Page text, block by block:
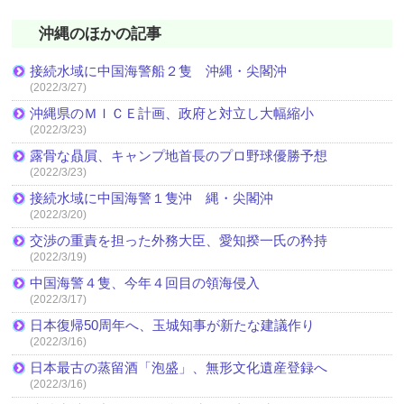
沖縄のほかの記事
接続水域に中国海警船２隻 沖縄・尖閣沖
(2022/3/27)
沖縄県のＭＩＣＥ計画、政府と対立し大幅縮小
(2022/3/23)
露骨な贔屓、キャンプ地首長のプロ野球優勝予想
(2022/3/23)
接続水域に中国海警１隻沖 縄・尖閣沖
(2022/3/20)
交渉の重責を担った外務大臣、愛知揆一氏の矜持
(2022/3/19)
中国海警４隻、今年４回目の領海侵入
(2022/3/17)
日本復帰50周年へ、玉城知事が新たな建議作り
(2022/3/16)
日本最古の蒸留酒「泡盛」、無形文化遺産登録へ
(2022/3/16)